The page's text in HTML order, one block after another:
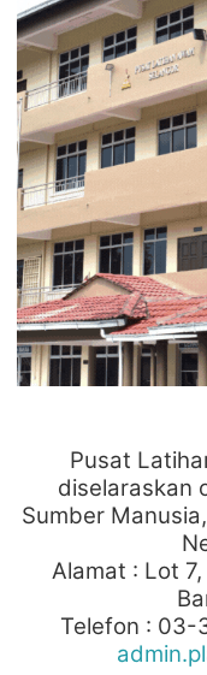
Pusat
diselaraskan
Sumber
Alamat : Lot
Telefon : 03-